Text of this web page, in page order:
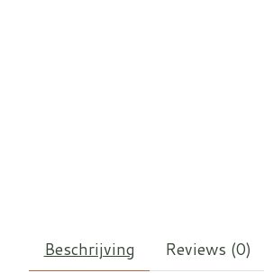
Beschrijving Reviews (0)